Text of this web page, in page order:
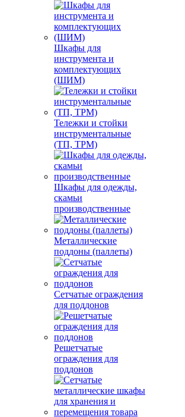
Шкафы для
инструмента и
комплектующих
(ШИМ)
Тележки и стойки
инструментальные
(ТП, ТРМ)
Шкафы для одежды,
скамьи
производственные
Металлические
поддоны (паллеты)
Сетчатые ограждения
для поддонов
Решетчатые
ограждения для
поддонов